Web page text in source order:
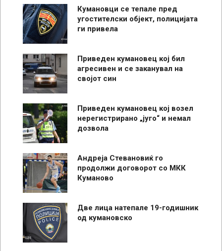
Кумановци се тепале пред
угостителски објект, полицијата
ги привела
Приведен кумановец кој бил
агресивен и се заканувал на
својот син
Приведен кумановец кој возел
нерегистрирано „југо“ и немал
дозвола
Андреја Стевановиќ го
продолжи договорот со МКК
Куманово
Две лица натепале 19-годишник
од кумановско